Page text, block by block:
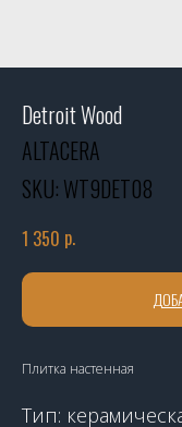
Detroit Wood
ALTACERA
SKU: WT9DET08
1 350 р.
Плитка настенная
Тип: